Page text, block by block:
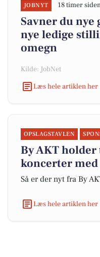
JOBNYT 18 timer
Savner du nye
nye ledige
omegn
Kilde: JobNet
Læs hele artiklen her
OPSLAGSTAVLEN
By AKT
koncerter
Så er der nyt fra By
Læs hele artiklen her